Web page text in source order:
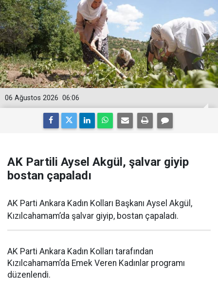
06:06
06 Ağustos 2026
AK Partili Aysel Akgül, şalvar giyip
bostan çapaladı
AK Parti Ankara Kadın Kolları Başkanı Aysel Akgül,
Kızılcahamam’da şalvar giyip, bostan çapaladı.
AK Parti Ankara Kadın Kolları tarafından
Kızılcahamam’da Emek Veren Kadınlar programı
düzenlendi.